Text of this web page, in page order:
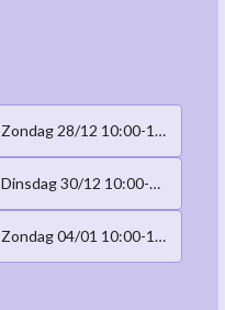
Zondag 28/12 10:00-17:00h
Dinsdag 30/12 10:00-17:00h
Zondag 04/01 10:00-17:00h